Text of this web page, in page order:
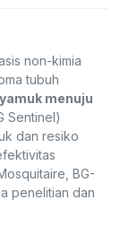
non-kimia
tubuh
menuju
Sentinel)
dan resiko
BG-
penelitian dan